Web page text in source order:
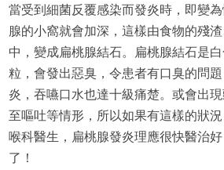
當受到細菌反覆感染而發炎時，即變
腺的小窩就會加深，這樣由食物的殘
中，變成扁桃腺結石。扁桃腺結石是
粒，會發出惡臭，令患者有口臭的問
炎，吞嚥口水也達十級痛楚。或會出
至嘔吐等情形，所以如果有這樣的狀
喉科醫生，扁桃腺發炎理應很快醫治
了！